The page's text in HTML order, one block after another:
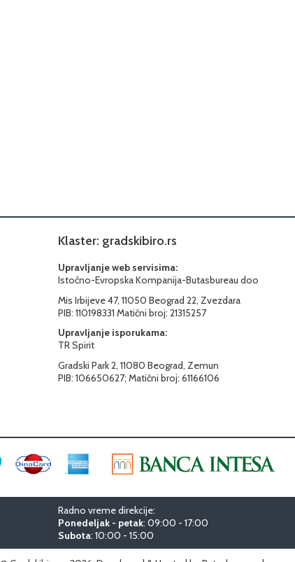
Klaster: gradskibiro.rs
Upravljanje web servisima:
Istočno-Evropska Kompanija-Butasbureau doo
Mis Irbijeve 47, 11050 Beograd 22, Zvezdara
PIB: 110198331 Matični broj: 21315257
Upravljanje isporukama:
TR Spirit
Gradski Park 2, 11080 Beograd, Zemun
PIB: 106650627; Matični broj: 61166106
Radno vreme direkcije:
Ponedeljak - petak: 09:00 - 17:00
Subota: 10:00 - 15:00